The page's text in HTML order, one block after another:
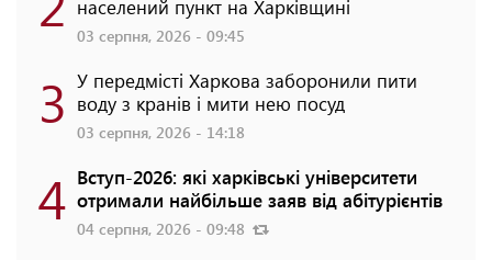
населений пункт на Харківщині
03 серпня, 2026 - 09:45
3 У передмісті Харкова заборонили пити
воду з кранів і мити нею посуд
03 серпня, 2026 - 14:18
4 Вступ-2026: які харківські університети
отримали найбільше заяв від абітурієнтів
04 серпня, 2026 - 09:48